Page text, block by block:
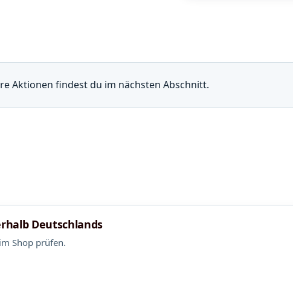
Aktionen findest du im nächsten Abschnitt.
Deutschlands
Shop prüfen.